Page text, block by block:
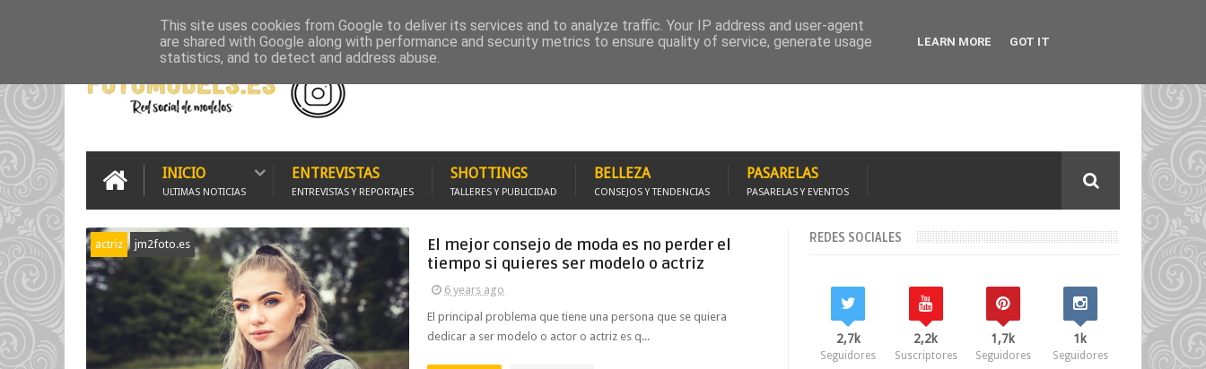
500PX FLICKR GALLERY GRUPO WHATSAPP GRUPO FACEBOOK PROMOCIÓNATE FOTOMODELS STUDIO SOLICITA REPORTAJE
INICIO
ULTIMAS NOTICIAS
ENTREVISTAS
ENTREVISTAS Y REPORTAJES
SHOTTINGS
TALLERES Y PUBLICIDAD
BELLEZA
CONSEJOS Y TENDENCIAS
PASARELAS
PASARELAS Y EVENTOS
actriz jm2foto.es
El mejor consejo de moda es no perder el
tiempo si quieres ser modelo o actriz
6 years ago
El principal problema que tiene una persona que se quiera
dedicar a ser modelo o actor o actriz es q...
REDES SOCIALES
2,7k
Seguidores
2,2k
Suscriptores
1,7k
Seguidores
1k
Seguidores
This site uses cookies from Google to deliver its services and to analyze traffic. Your IP address and user-agent
are shared with Google along with performance and security metrics to ensure quality of service, generate usage
statistics, and to detect and address abuse.
LEARN MORE GOT IT